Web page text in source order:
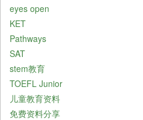
eyes open
KET
Pathways
SAT
stem教育
TOEFL Junior
儿童教育资料
免费资料分享